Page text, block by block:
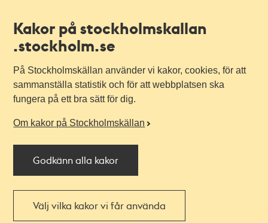
Kakor på stockholmskallan
.stockholm.se
På Stockholmskällan använder vi kakor, cookies, för att
sammanställa statistik och för att webbplatsen ska
fungera på ett bra sätt för dig.
Om kakor på Stockholmskällan
Godkänn alla kakor
Välj vilka kakor vi får använda